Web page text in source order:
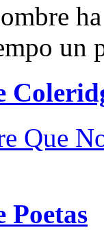
un
Que
Poetas